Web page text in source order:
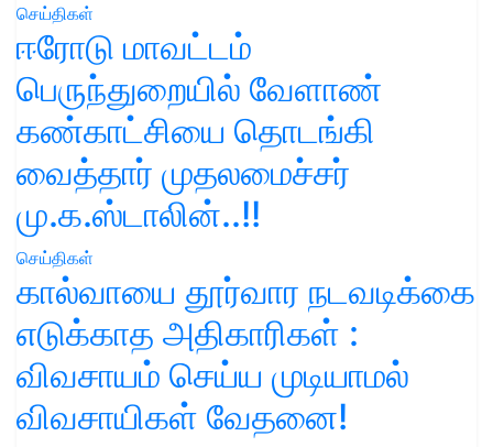
செய்திகள்
ஈரோடு மாவட்டம்
பெருந்துறையில் வேளாண்
கண்காட்சியை தொடங்கி
வைத்தார் முதலமைச்சர்
மு.க.ஸ்டாலின்..!!
செய்திகள்
கால்வாயை தூர்வார நடவடிக்கை
எடுக்காத அதிகாரிகள் :
விவசாயம் செய்ய முடியாமல்
விவசாயிகள் வேதனை!